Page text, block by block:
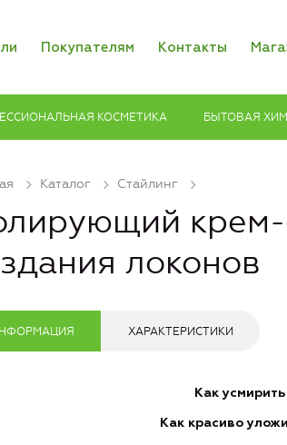
Покупателям Контакты
КОСМЕТИКА БЫТОВАЯ
Каталог Стайлинг
крем-
локонов
ХАРАКТЕРИСТИКИ
Как
Как красиво